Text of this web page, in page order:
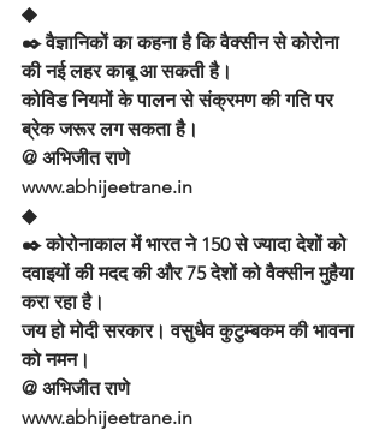
◆
✒️ वैज्ञानिकों का कहना है कि वैक्सीन से कोरोना
की नई लहर काबू आ सकती है।
कोविड नियमों के पालन से संक्रमण की गति पर
ब्रेक जरूर लग सकता है।
@ अभिजीत राणे
www.abhijeetrane.in
◆
✒️ कोरोनाकाल में भारत ने 150 से ज्यादा देशों को
दवाइयों की मदद की और 75 देशों को वैक्सीन मुहैया
करा रहा है।
जय हो मोदी सरकार। वसुधैव कुटुम्बकम की भावना
को नमन।
@ अभिजीत राणे
www.abhijeetrane.in